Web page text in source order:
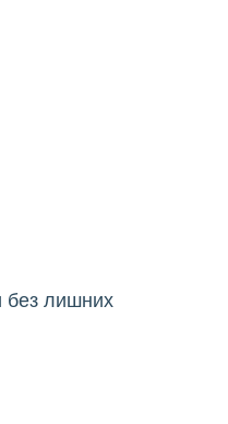
без лишних